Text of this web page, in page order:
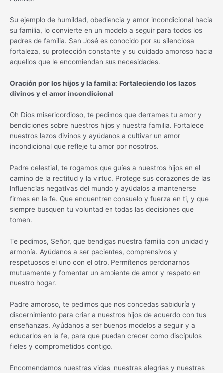
Su ejemplo de humildad, obediencia y amor incondicional hacia
su familia, lo convierte en un modelo a seguir para todos los
padres de familia. San José es conocido por su silenciosa
fortaleza, su protección constante y su cuidado amoroso hacia
aquellos que le encomiendan sus necesidades.
Oración por los hijos y la familia: Fortaleciendo los lazos
divinos y el amor incondicional
Oh Dios misericordioso, te pedimos que derrames tu amor y
bendiciones sobre nuestros hijos y nuestra familia. Fortalece
nuestros lazos divinos y ayúdanos a cultivar un amor
incondicional que refleje tu amor por nosotros.
Padre celestial, te rogamos que guíes a nuestros hijos en el
camino de la rectitud y la virtud. Protege sus corazones de las
influencias negativas del mundo y ayúdalos a mantenerse
firmes en la fe. Que encuentren consuelo y fuerza en ti, y que
siempre busquen tu voluntad en todas las decisiones que
tomen.
Te pedimos, Señor, que bendigas nuestra familia con unidad y
armonía. Ayúdanos a ser pacientes, comprensivos y
respetuosos el uno con el otro. Permítenos perdonarnos
mutuamente y fomentar un ambiente de amor y respeto en
nuestro hogar.
Padre amoroso, te pedimos que nos concedas sabiduría y
discernimiento para criar a nuestros hijos de acuerdo con tus
enseñanzas. Ayúdanos a ser buenos modelos a seguir y a
educarlos en la fe, para que puedan crecer como discípulos
fieles y comprometidos contigo.
Encomendamos nuestras vidas, nuestras alegrías y nuestras